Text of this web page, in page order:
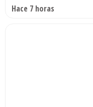
Hace 7 horas